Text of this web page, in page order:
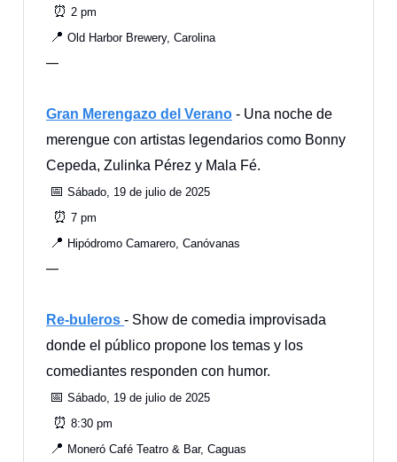
⏰ 2 pm
📍 Old Harbor Brewery, Carolina
—
Gran Merengazo del Verano - Una noche de
merengue con artistas legendarios como Bonny
Cepeda, Zulinka Pérez y Mala Fé.
📅 Sábado, 19 de julio de 2025
⏰ 7 pm
📍 Hipódromo Camarero, Canóvanas
—
Re-buleros - Show de comedia improvisada
donde el público propone los temas y los
comediantes responden con humor.
📅 Sábado, 19 de julio de 2025
⏰ 8:30 pm
📍 Moneró Café Teatro & Bar, Caguas